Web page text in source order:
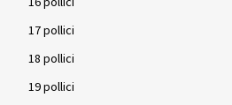
17 pollici
18 pollici
19 pollici